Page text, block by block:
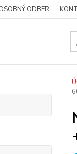
OSOBNÝ ODBER